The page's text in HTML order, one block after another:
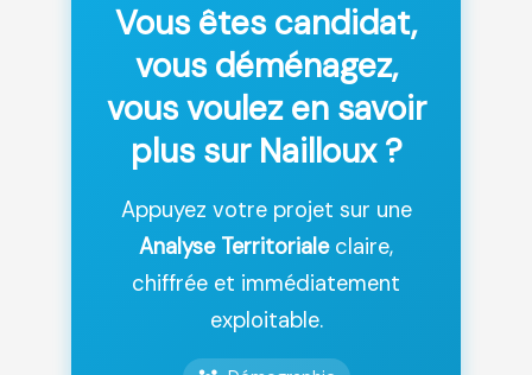
Vous êtes candidat,
vous déménagez,
vous voulez en savoir
plus sur Nailloux ?
Appuyez votre projet sur une
Analyse Territorialeclaire,
chiffrée et immédiatement
exploitable.